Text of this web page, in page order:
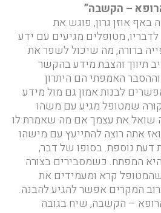
– הקשבה”
אוזן גרון, פוגש את
מטופלים מגיעים עם ידע
ברורה, מה שיכול לשפר את
תיווך והצבת מידע בהקשר
האמפתי הם היתרון
לבנות אמון גם מול מידע
שמטופל מגיע עם משהו
שואל את עצמך אם מה שאמרת לו
אתה רוצה להתייעץ עם מישהו
דעת נוספת. בסופו של דבר,
המפתח. כשמסבירים בצורה
קרא ומעמידים את
המקרים אפשר להגיע להבנה.
– הקשבה, שיח בגובה